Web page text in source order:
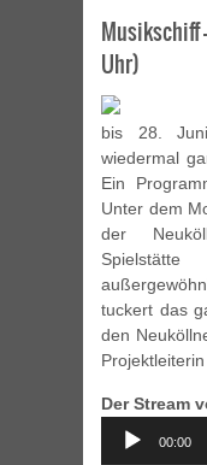
Musikschiff
Uhr)
bis 28.
wiedermal
Ein
Unter dem
der
tuckert das
den
Der Stream
Audio
Player
00:00